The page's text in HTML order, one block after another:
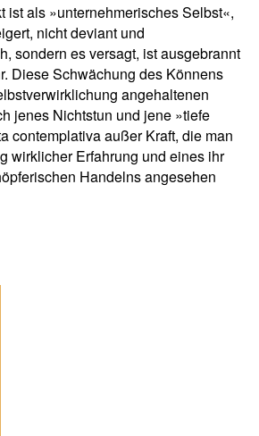
ist als »unternehmerisches Selbst«,
nicht deviant und
sondern es versagt, ist ausgebrannt
Diese Schwächung des Könnens
angehaltenen
jenes Nichtstun und jene »tiefe
contemplativa außer Kraft, die man
wirklicher Erfahrung und eines ihr
Handelns angesehen